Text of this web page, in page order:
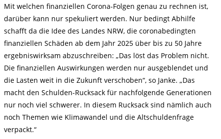
Mit welchen finanziellen Corona-Folgen genau zu rechnen ist,
darüber kann nur spekuliert werden. Nur bedingt Abhilfe
schafft da die Idee des Landes NRW, die coronabedingten
finanziellen Schäden ab dem Jahr 2025 über bis zu 50 Jahre
ergebniswirksam abzuschreiben: „Das löst das Problem nicht.
Die finanziellen Auswirkungen werden nur ausgeblendet und
die Lasten weit in die Zukunft verschoben“, so Janke. „Das
macht den Schulden-Rucksack für nachfolgende Generationen
nur noch viel schwerer. In diesem Rucksack sind nämlich auch
noch Themen wie Klimawandel und die Altschuldenfrage
verpackt.“